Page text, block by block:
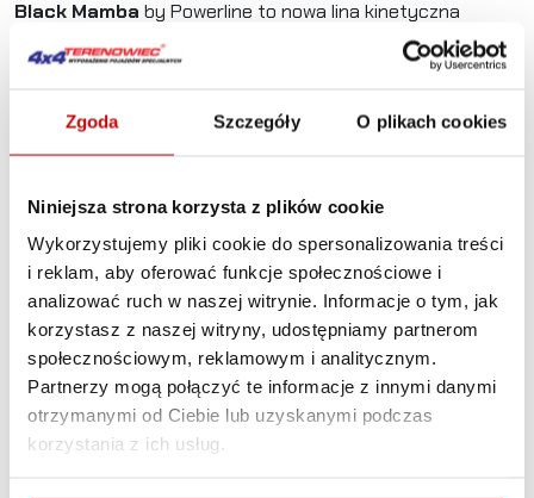
Zgoda Szczegóły O plikach cookies
Niniejsza strona korzysta z plików cookie
Wykorzystujemy pliki cookie do spersonalizowania treści
i reklam, aby oferować funkcje społecznościowe i
analizować ruch w naszej witrynie. Informacje o tym, jak
korzystasz z naszej witryny, udostępniamy partnerom
społecznościowym, reklamowym i analitycznym.
Partnerzy mogą połączyć te informacje z innymi danymi
otrzymanymi od Ciebie lub uzyskanymi podczas
korzystania z ich usług.
Black Mamba by Powerline to nowa lina kinetyczna
w naszej ofercie – najzwinniejsza, najbardziej agresywna
i najszybsza na świecie! Wykonana z bardzo wytrzymałego
do ekstremalnych wyzwań!
Profesjonalne liny Powerline dzięki swojej rozciągliwości
i wytrzymałości absorbują ogromną siłę kinetyczną
powstającą podczas wyciągania, jednocześnie przenosząc
ją na uwięziony pojazd. Dzięki temu nasza praca staje się
ekstremalnie efektywna i komfortowa.
Wyrywanie
Charakterystyka lin kinetycznych Powerline wpływa na
redukcję naprężenia oddziałującego na punkty
zaczepienia, zmniejszając ryzyko uszkodzenia konstrukcji